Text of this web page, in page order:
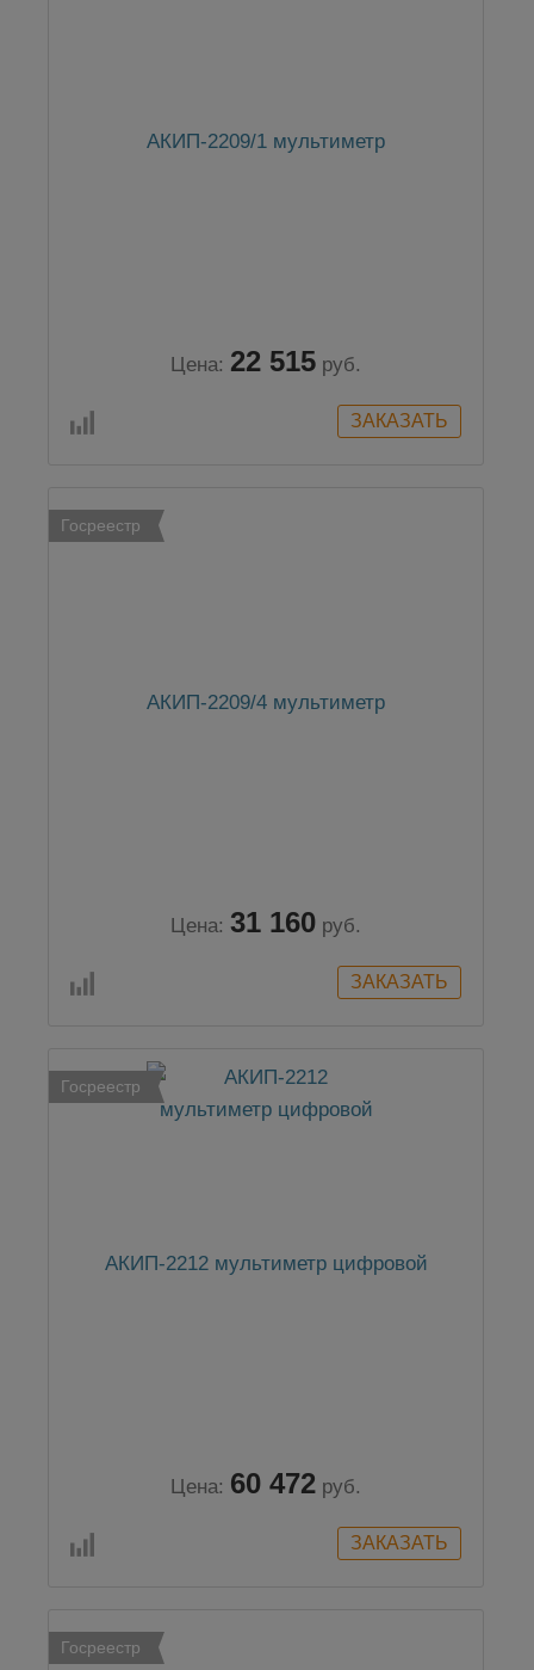
АКИП-2209/1 мультиметр
Цена: 22 515 руб.
Госреестр
АКИП-2209/4 мультиметр
Цена: 31 160 руб.
Госреестр
АКИП-2212 мультиметр цифровой
Цена: 60 472 руб.
Госреестр